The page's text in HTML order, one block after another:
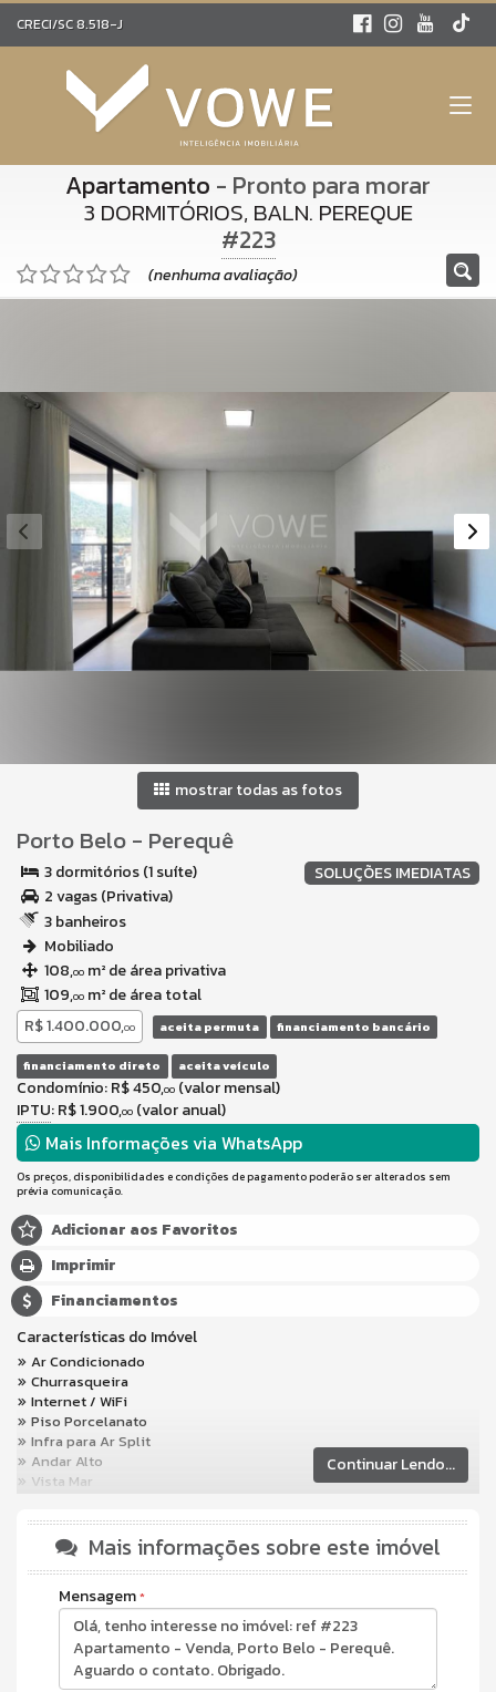
CRECI/SC 8.518-J
Apartamento - Pronto para morar
3 DORMITÓRIOS, BALN. PEREQUE
#223
(nenhuma avaliação)
mostrar todas as fotos
Porto Belo- Perequê
SOLUÇÕES IMEDIATAS
3 dormitórios (1 suíte)
2 vagas (Privativa)
3 banheiros
Mobiliado
108,00 m² de área privativa
109,00 m² de área total
R$ 1.400.000,00 aceita permuta financiamento bancário
financiamento direto aceita veículo
Condomínio: R$ 450,00 (valor mensal)
IPTU: R$ 1.900,00 (valor anual)
Mais Informações via WhatsApp
Os preços, disponibilidades e condições de pagamento poderão ser alterados sem
prévia comunicação.
Adicionar aos Favoritos
Imprimir
Financiamentos
Características do Imóvel
Ar Condicionado
Churrasqueira
Internet / WiFi
Piso Porcelanato
Infra para Ar Split
Andar Alto
Vista Mar
Fechadura Eletrônica
Aceita Pet
Área de Serviço
Sacada com Churrasqueira
Sala de Jantar
Cozinha
Banheiro Social
Sala de TV
Demi-Suíte
Continuar Lendo...
Mais informações sobre este imóvel
Mensagem